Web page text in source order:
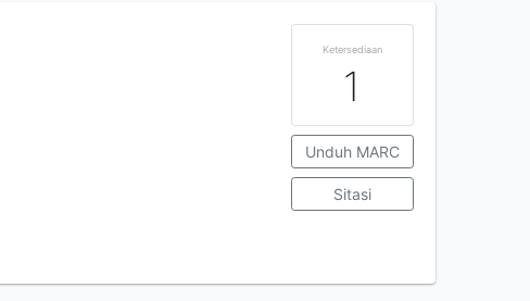
Ketersediaan
1
Unduh MARC
Sitasi